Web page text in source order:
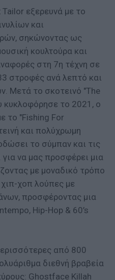
Tailor εξερευνά με το
και
σηκώνοντας ως
κουλτούρα και
στη 7η τέχνη σε
στροφές ανά λεπτό και
Μετά το σκοτεινό "The
κυκλοφόρησε το 2021, ο
το "Fishing For
και πολύχρωμη
το σύμπαν και τις
να μας προσφέρει μια
με μοναδικό τρόπο
χιπ-χοπ λούπες με
προσφέροντας μια
Hip-Hop & 60’s
από 800
διεθνή βραβεία
Ghostface Killah